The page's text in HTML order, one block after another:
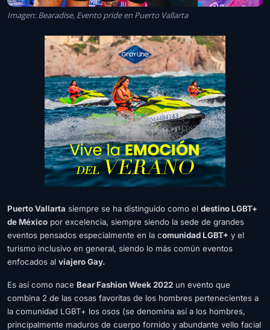
Imagen: Bearadise, Evento pride en Puerto Vallarta
Puerto Vallarta siempre se ha distinguido como el destino LGBT+
de México por excelencia, siempre siendo la sede de grandes
eventos pensados especialmente en la comunidad LGBT+ y el
turismo inclusivo en general, siendo lo más común eventos
enfocados al viajero Gay.
Es así como nace Bear Fashion Week 2022 un evento que
combina 2 de las cosas favoritas de los hombres pertenecientes a
la comunidad LGBT+ los osos (se denomina así a los hombres,
principalmente maduros de cuerpo fornido y abundante vello facial